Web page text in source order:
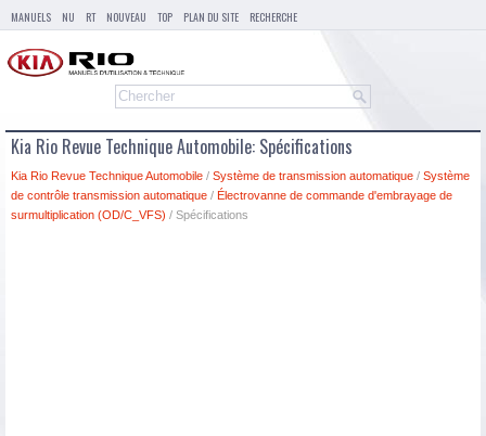
MANUELS NU RT NOUVEAU TOP PLAN DU SITE RECHERCHE
Kia Rio Revue Technique Automobile: Spécifications
Kia Rio Revue Technique Automobile / Système de transmission automatique / Système
de contrôle transmission automatique / Électrovanne de commande d'embrayage de
surmultiplication (OD/C_VFS) / Spécifications